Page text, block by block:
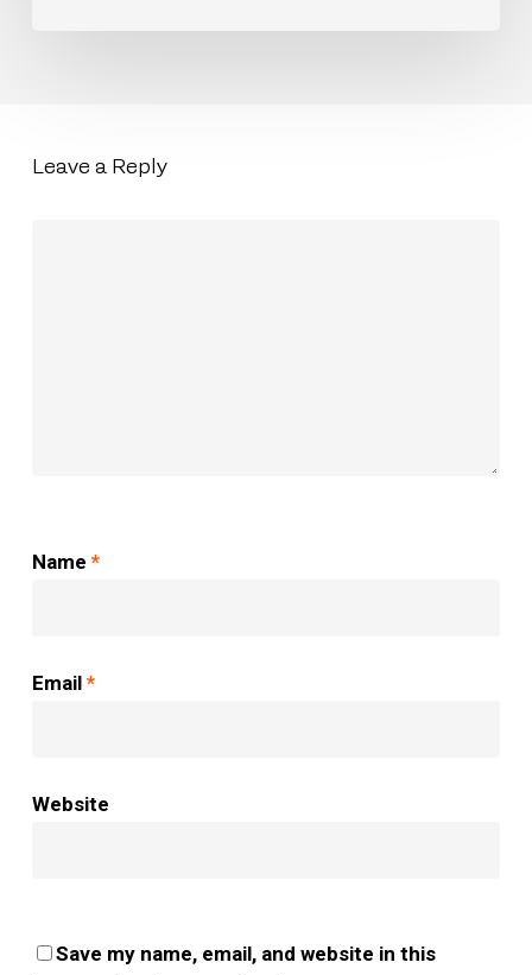
Leave a Reply
Name *
Email *
Website
Save my name, email, and website in this